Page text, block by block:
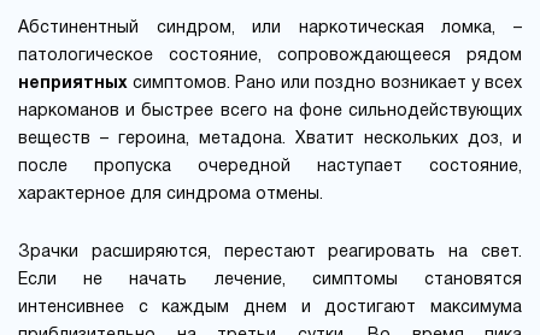
Абстинентный синдром, или наркотическая ломка, –
патологическое состояние, сопровождающееся рядом
неприятных симптомов. Рано или поздно возникает у всех
наркоманов и быстрее всего на фоне сильнодействующих
веществ – героина, метадона. Хватит нескольких доз, и
после пропуска очередной наступает состояние,
характерное для синдрома отмены.
Зрачки расширяются, перестают реагировать на свет.
Если не начать лечение, симптомы становятся
интенсивнее с каждым днем и достигают максимума